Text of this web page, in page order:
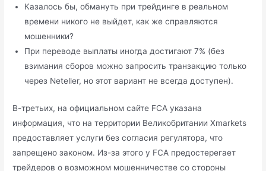
Казалось бы, обмануть при трейдинге в реальном
времени никого не выйдет, как же справляются
мошенники?
При переводе выплаты иногда достигают 7% (без
взимания сборов можно запросить транзакцию только
через Neteller, но этот вариант не всегда доступен).
В-третьих, на официальном сайте FCA указана
информация, что на территории Великобритании Xmarkets
предоставляет услуги без согласия регулятора, что
запрещено законом. Из-за этого у FCA предостерегает
трейдеров о возможном мошенничестве со стороны